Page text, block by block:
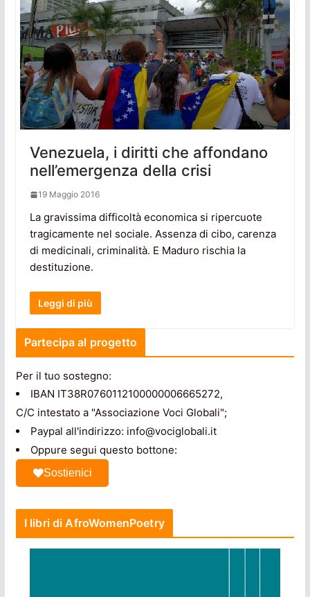
Venezuela, i diritti che affondano
nell’emergenza della crisi
19 Maggio 2016
La gravissima difficoltà economica si ripercuote
tragicamente nel sociale. Assenza di cibo, carenza
di medicinali, criminalità. E Maduro rischia la
destituzione.
Leggi di più
Partecipa al progetto
Per il tuo sostegno:
IBAN IT38R0760112100000006665272,
C/C intestato a "Associazione Voci Globali";
Paypal all'indirizzo: info@vociglobali.it
Oppure segui questo bottone:
Sostienici
I libri di AfroWomenPoetry